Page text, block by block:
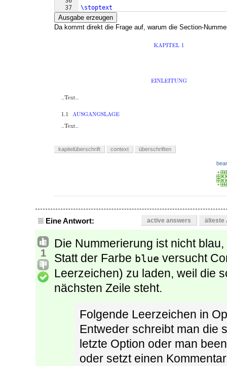
37
\stoptext
Ausgabe erzeugen
Da kommt direkt die Frage auf, warum die Section-
kapitelüberschrift context überschriften
Eine Antwort: active answers älteste
1
Die Nummerierung ist nicht
Statt der Farbe blue versucht
Leerzeichen) zu laden, weil die
nächsten Zeile steht.
Folgende Leerzeichen in
Entweder schreibt man die
letzte Option oder man
oder setzt einen